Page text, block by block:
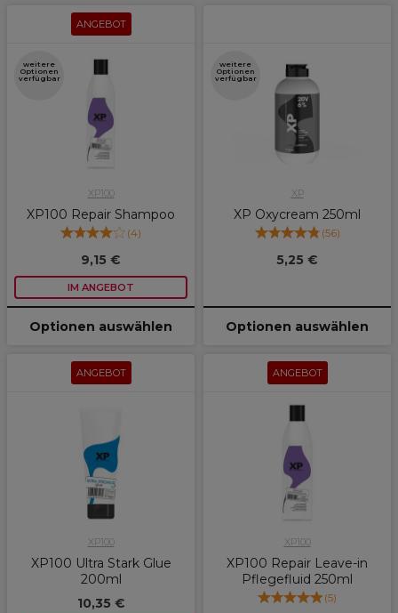
ANGEBOT
weitere
Optionen
verfügbar
XP100
XP100 Repair Shampoo
(4)
9,15 €
IM ANGEBOT
Optionen auswählen
weitere
Optionen
verfügbar
XP
XP Oxycream 250ml
(56)
5,25 €
Optionen auswählen
ANGEBOT
XP100
XP100 Ultra Stark Glue
200ml
10,35 €
ANGEBOT
XP100
XP100 Repair Leave-in
Pflegefluid 250ml
(5)